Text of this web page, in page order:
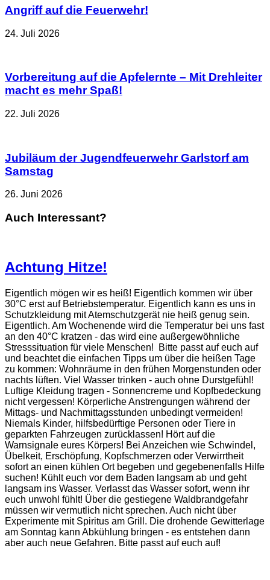
Angriff auf die Feuerwehr!
24. Juli 2026
Vorbereitung auf die Apfelernte – Mit Drehleiter
macht es mehr Spaß!
22. Juli 2026
Jubiläum der Jugendfeuerwehr Garlstorf am
Samstag
26. Juni 2026
Auch Interessant?
Achtung Hitze!
Eigentlich mögen wir es heiß! Eigentlich kommen wir über
30°C erst auf Betriebstemperatur. Eigentlich kann es uns in
Schutzkleidung mit Atemschutzgerät nie heiß genug sein.
Eigentlich. Am Wochenende wird die Temperatur bei uns fast
an den 40°C kratzen - das wird eine außergewöhnliche
Stresssituation für viele Menschen! Bitte passt auf euch auf
und beachtet die einfachen Tipps um über die heißen Tage
zu kommen: Wohnräume in den frühen Morgenstunden oder
nachts lüften. Viel Wasser trinken - auch ohne Durstgefühl!
Luftige Kleidung tragen - Sonnencreme und Kopfbedeckung
nicht vergessen! Körperliche Anstrengungen während der
Mittags- und Nachmittagsstunden unbedingt vermeiden!
Niemals Kinder, hilfsbedürftige Personen oder Tiere in
geparkten Fahrzeugen zurücklassen! Hört auf die
Warnsignale eures Körpers! Bei Anzeichen wie Schwindel,
Übelkeit, Erschöpfung, Kopfschmerzen oder Verwirrtheit
sofort an einen kühlen Ort begeben und gegebenenfalls Hilfe
suchen! Kühlt euch vor dem Baden langsam ab und geht
langsam ins Wasser. Verlasst das Wasser sofort, wenn ihr
euch unwohl fühlt! Über die gestiegene Waldbrandgefahr
müssen wir vermutlich nicht sprechen. Auch nicht über
Experimente mit Spiritus am Grill. Die drohende Gewitterlage
am Sonntag kann Abkühlung bringen - es entstehen dann
aber auch neue Gefahren. Bitte passt auf euch auf!